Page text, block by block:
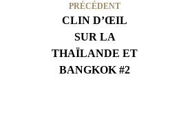
PRÉCÉDENT
CLIN D’ŒIL
SUR LA
THAÏLANDE ET
BANGKOK #2